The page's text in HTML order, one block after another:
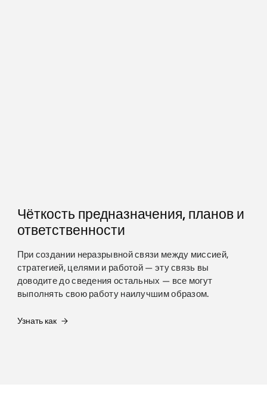
Чёткость предназначения, планов и
ответственности
При создании неразрывной связи между миссией,
стратегией, целями и работой — эту связь вы
доводите до сведения остальных — все могут
выполнять свою работу наилучшим образом.
Узнать как